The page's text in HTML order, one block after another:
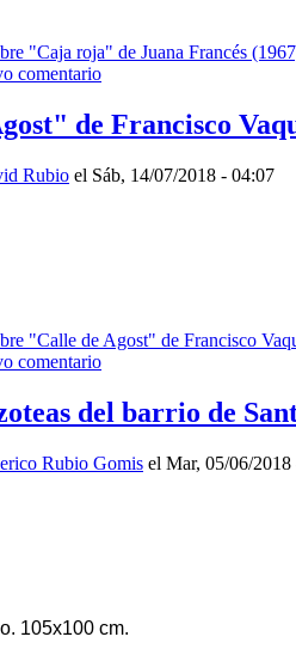
"Caja roja" de Juana Francés
comentario
de Francisco
Rubio el Sáb, 14/07/2018 - 04:07
"Calle de Agost" de Francisco
comentario
del barrio de
Rubio Gomis el Mar, 05/06/2018
105x100 cm.